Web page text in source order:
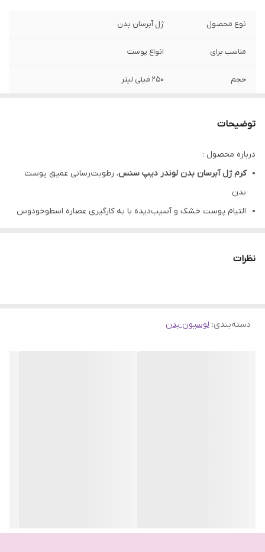
نوع محصول ژل آبرسان بدن
مناسب برای انواع پوست
حجم 250 میلی لیتر
توضیحات
درباره محصول :
کرم ژل آبرسان بدن لوندر دیپ سنس، رطوبت‌رسانی عمیق پوست
بدن
التیام پوست خشک و آسیب‌دیده با به کارگیری عصاره اسطوخودوس
آبرسانی مؤثر برای انواع پوست به واسطه داشتن هیالورونیک اسید
نظرات
دسته‌بندی: لوسیون بدن